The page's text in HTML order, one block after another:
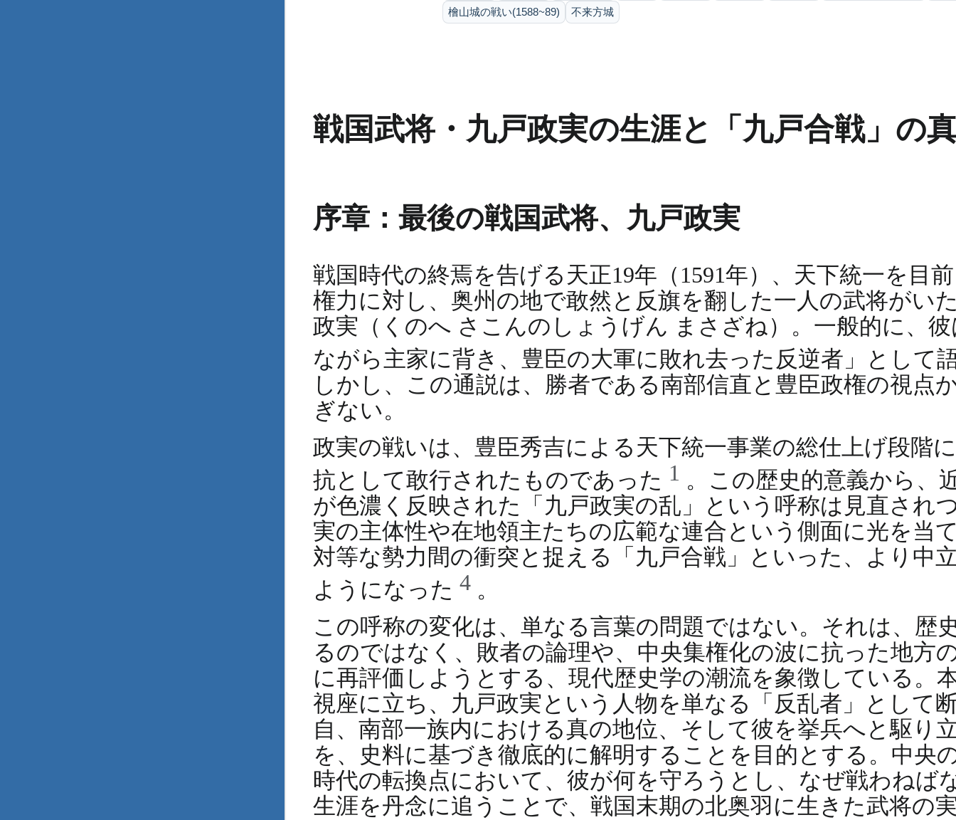
檜山城の戦い(1588~89)
不来方城
戦国武将・九戸政実の生涯と「九戸合戦」の
序章：最後の戦国武将、九戸政実
戦国時代の終焉を告げる天正19年（1591年）、天下統一を目
権力に対し、奥州の地で敢然と反旗を翻した一人の武将がい
政実（くのへ さこんのしょうげん まさざね）。一般的に、
ながら主家に背き、豊臣の大軍に敗れ去った反逆者」として
しかし、この通説は、勝者である南部信直と豊臣政権の視点
ぎない。
政実の戦いは、豊臣秀吉による天下統一事業の総仕上げ段階
抗として敢行されたものであった 1 。この歴史的意義から、
が色濃く反映された「九戸政実の乱」という呼称は見直され
実の主体性や在地領主たちの広範な連合という側面に光を当
対等な勢力間の衝突と捉える「九戸合戦」といった、より中
ようになった 4 。
この呼称の変化は、単なる言葉の問題ではない。それは、歴
るのではなく、敗者の論理や、中央集権化の波に抗った地方
に再評価しようとする、現代歴史学の潮流を象徴している。
視座に立ち、九戸政実という人物を単なる「反乱者」として
自、南部一族内における真の地位、そして彼を挙兵へと駆り
を、史料に基づき徹底的に解明することを目的とする。中央
時代の転換点において、彼が何を守ろうとし、なぜ戦わねば
生涯を丹念に追うことで、戦国末期の北奥羽に生きた武将の